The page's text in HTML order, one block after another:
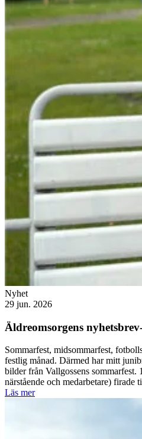
Nyhet
29 jun. 2026
Äldreomsorgens
Sommarfest, midsommarfest,
festlig månad. Därmed har mitt
bilder från Vallgossens sommarfest.
närstående och medarbetare) firade
Läs mer